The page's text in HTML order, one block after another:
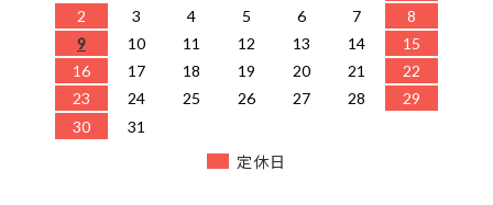
2
3 4 5 6 7
8
9
10 11 12 13 14
15
16
17 18 19 20 21
22
23
24 25 26 27 28
29
30
31
定休日